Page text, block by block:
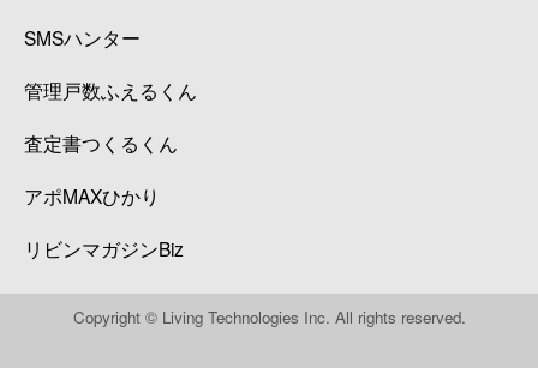
SMSハンター
管理戸数ふえるくん
査定書つくるくん
アポMAXひかり
リビンマガジンBiz
Copyright © Living Technologies Inc. All rights reserved.